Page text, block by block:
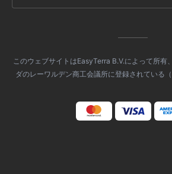
このウェブサイトはEasyTerra B.V.によって所有
ダのレーワルデン商工会議所に登録されている